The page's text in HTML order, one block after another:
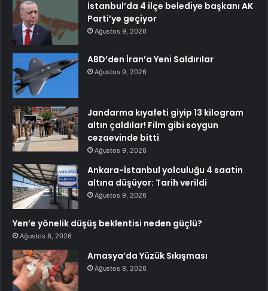
İstanbul’da 4 ilçe belediye başkanı AK
Parti’ye geçiyor
Ağustos 9, 2026
ABD’den İran’a Yeni Saldırılar
Ağustos 9, 2026
Jandarma kıyafeti giyip 13 kilogram
altın çaldılar! Film gibi soygun
cezaevinde bitti
Ağustos 9, 2026
Ankara-İstanbul yolculuğu 4 saatin
altına düşüyor: Tarih verildi
Ağustos 9, 2026
Yen’e yönelik düşüş beklentisi neden güçlü?
Ağustos 8, 2026
Amasya’da Yüzük Sıkışması
Ağustos 8, 2026